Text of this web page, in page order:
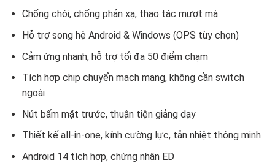
Chống chói, chống phản xạ, thao tác mượt mà
Hỗ trợ song hệ Android & Windows (OPS tùy chọn)
Cảm ứng nhanh, hỗ trợ tối đa 50 điểm chạm
Tích hợp chip chuyển mạch mạng, không cần switch
ngoài
Nút bấm mặt trước, thuận tiện giảng dạy
Thiết kế all-in-one, kính cường lực, tản nhiệt thông minh
Android 14 tích hợp, chứng nhận ED